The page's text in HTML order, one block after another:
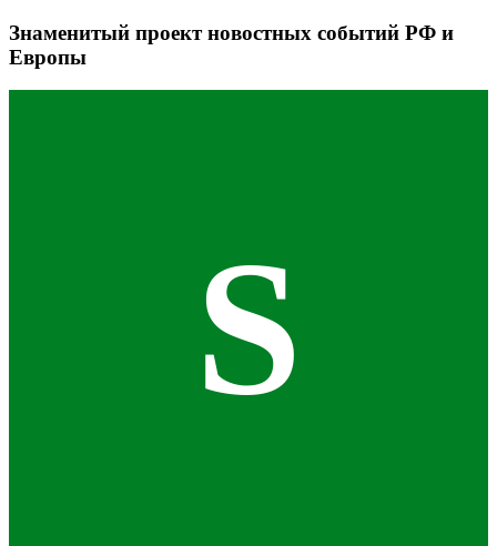
Знаменитый проект новостных событий РФ и
Европы
S